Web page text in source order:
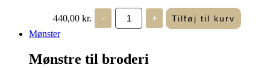
440,00 kr. -
Life
Seasons
(Volume
+ Tilføj til kurv
Mønster
Mønstre til broderi